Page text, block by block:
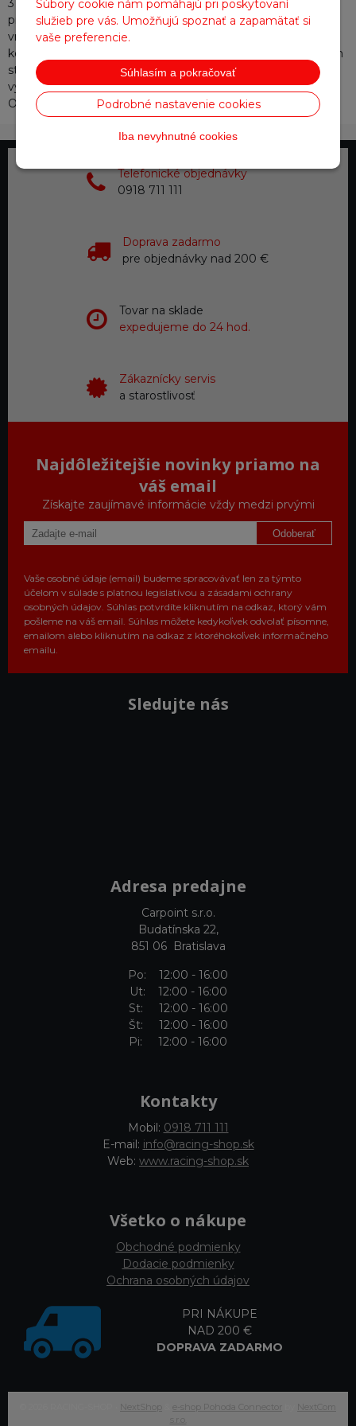
Súbory cookie nám pomáhajú pri poskytovaní
služieb pre vás. Umožňujú spoznať a zapamätať si
vaše preferencie.
Súhlasím a pokračovať
Podrobné nastavenie cookies
Iba nevyhnutné cookies
3 ponúka svojmu nositeľovi zlepšenú priedušnosť
prostredníctvom vzduchovo priepustných vložiek na
vnútornej strane stehien. Celkovo kvalitné materiály v
kombinácii s mäkkou vnútornou podšívkou, predtvarovaným
strihom a strečovými vložkami v oblasti ramien završujú
vynikajúci komfort obľúbených motokárových kombinéz
OMP KS-3. CIK-FIA 2013-1 Level 2 homologovaný.
Telefonické objednávky
0918 711 111
Doprava zadarmo
pre objednávky nad 200 €
Tovar na sklade
expedujeme do 24 hod.
Zákaznícky servis
a starostlivosť
Najdôležitejšie novinky priamo na
váš email
Získajte zaujímavé informácie vždy medzi prvými
Odoberať
Vaše osobné údaje (email) budeme spracovávať len za týmto
účelom v súlade s platnou legislatívou a zásadami ochrany
osobných údajov. Súhlas potvrdíte kliknutím na odkaz, ktorý vám
pošleme na váš email. Súhlas môžete kedykoľvek odvolať písomne,
emailom alebo kliknutím na odkaz z ktoréhokoľvek informačného
emailu.
Sledujte nás
Adresa predajne
Carpoint s.r.o.
Budatínska 22,
851 06 Bratislava
Po: 12:00 - 16:00
Ut: 12:00 - 16:00
St: 12:00 - 16:00
Št: 12:00 - 16:00
Pi: 12:00 - 16:00
Kontakty
Mobil: 0918 711 111
E-mail: info@racing-shop.sk
Web: www.racing-shop.sk
Všetko o nákupe
Obchodné podmienky
Dodacie podmienky
Ochrana osobných údajov
PRI NÁKUPE
NAD 200 €
DOPRAVA ZADARMO
NextShop e-shop Pohoda Connector
NextCom